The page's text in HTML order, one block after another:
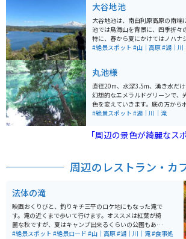
海ブルーライン」は、海抜ゼロメ
0メートルまで駆け上がる道です。
や周辺の景色を一望でき、絶景ポ
す。5合目に位置する「鉾立展望
日本海に浮かぶ飛島などが一望で
大谷地池
大谷地池は、南由利原高原の南端
池では鳥海山を背景に、四季折々
特に、春から夏にかけてはノハナ
ジの群生が見られ、とても綺麗で
スが設けられており、自転車をレ
感じながらのサイクリングも楽しめます。
中心に広がるキャンプ場では、ア
とができます。鳥海山が「さかさ
込む美しい風景です。この絶景は
「コスモワールド」もあり、夜に
ことができます。
#絶景スポット #山｜高原#湖｜川
丸池様
直径20m、水深3.5m、湧き水だけ
幻想的なエメラルドグリーンで、
色を変えていきます。底の方から
いる様子が見られます。 鎌倉権五郎景正が敵に目を射抜
の池で目を洗ったため、この池に
意を表してすべて片目であると言われ
にされてきました。
#絶景スポット #湖｜川｜滝
「周辺の景色が綺麗なス
周辺のレストラン・カ
法体の滝
映画おくりびと、釣りキチ三平のロケ地にもなった滝で
す。滝の近くまで歩いて行けます。オススメは紅葉が綺
麗な秋ですが、夏はキャンプ出来るくらいの公園もある
ので楽しめます。アブや虫が多いので虫除けは必須で
#絶景スポット #絶景ロード #山｜高原#湖｜川｜滝#食事処